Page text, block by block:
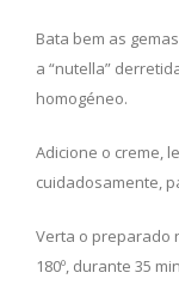
Bata bem as
a “nutella”
homogéneo.
Adicione o creme,
cuidadosamente,
Verta o preparado
180º, durante 35